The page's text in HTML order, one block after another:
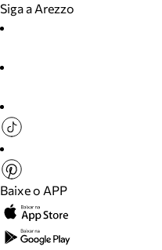
Siga a Arezzo
Baixe o APP